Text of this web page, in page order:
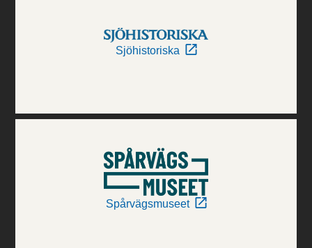
Sjöhistoriska
Spårvägsmuseet